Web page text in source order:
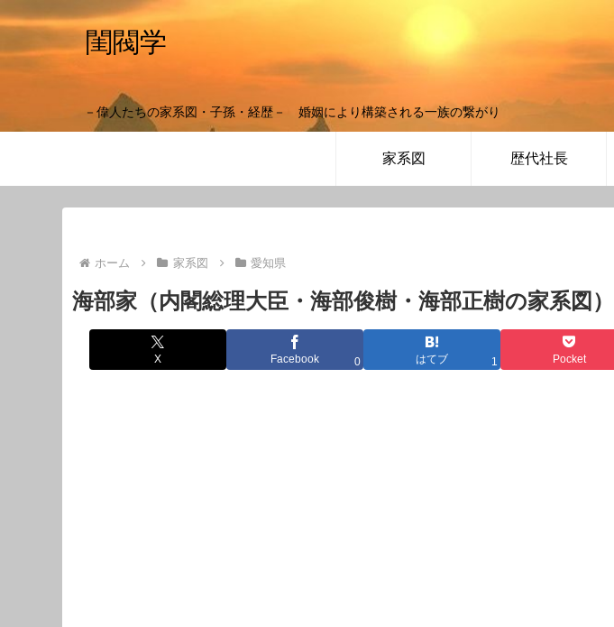
閨閥学
－偉人たちの家系図・子孫・経歴－ 婚姻により構築される一族の繋がり
家系図 歴代社長
ホーム 家系図 愛知県
海部家（内閣総理大臣・海部俊樹・海部正樹の家系図）
X Facebook 0 はてブ 1 Pocket